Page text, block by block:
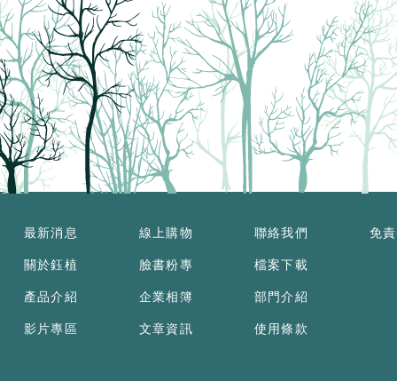
最新消息
關於鈺植
產品介紹
影片專區
線上購物
臉書粉專
企業相簿
文章資訊
聯絡我們
檔案下載
部門介紹
使用條款
免